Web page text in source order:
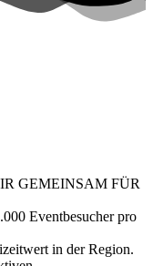
GEMEINSAM FÜR
Eventbesucher pro
in der Region.